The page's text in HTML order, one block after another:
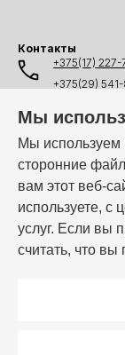
Мы
Мы
сторонние
вам этот веб-
используете, с
услуг. Если вы
считать, что
Контакты
+375(17) 227-
+375(29)
+375(44)
info@i-ven.by
Мы